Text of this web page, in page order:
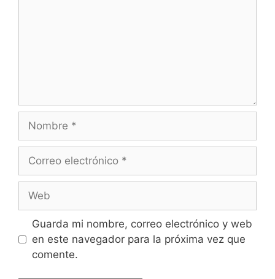
Nombre
Correo
Web
Guarda mi nombre, correo electrónico y web
en este navegador para la próxima vez que
comente.